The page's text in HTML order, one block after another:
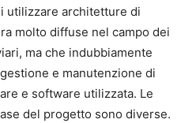
utilizzare architetture di
molto diffuse nel campo dei
ma che indubbiamente
e manutenzione di
e software utilizzata. Le
del progetto sono diverse.